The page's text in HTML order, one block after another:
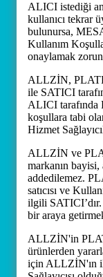
ALICI istediği
kullanıcı tekrar
bulunursa,
Kullanım
onaylamak
ALLZİN,
ile SATICI
ALICI
koşullara tabi
Hizmet
ALLZİN ve
markanın bayisi,
addedilemez.
satıcısı ve
ilgili
bir araya
ALLZİN'in
ürünlerden
için ALLZİN'ın